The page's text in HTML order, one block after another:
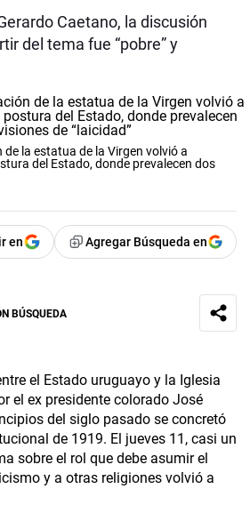
Caetano, la discusión
del tema fue “pobre” y
la estatua de la Virgen volvió a
del Estado, donde prevalecen dos
en Agregar Búsqueda en
BÚSQUEDA
el Estado uruguayo y la Iglesia
el ex presidente colorado José
del siglo pasado se concretó
de 1919. El jueves 11, casi un
sobre el rol que debe asumir el
y a otras religiones volvió a